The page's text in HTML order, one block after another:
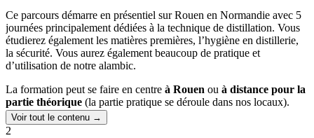
Ce parcours démarre en présentiel sur Rouen en Normandie avec 5
journées principalement dédiées à la technique de distillation. Vous
étudierez également les matières premières, l’hygiène en distillerie,
la sécurité. Vous aurez également beaucoup de pratique et
d’utilisation de notre alambic.
La formation peut se faire en centre à Rouen ou à distance pour la
partie théorique (la partie pratique se déroule dans nos locaux).
Voir tout le contenu →
2